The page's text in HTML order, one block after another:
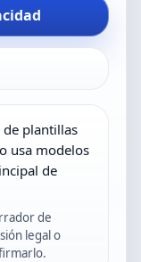
plantillas
usa modelos
de
de
legal o